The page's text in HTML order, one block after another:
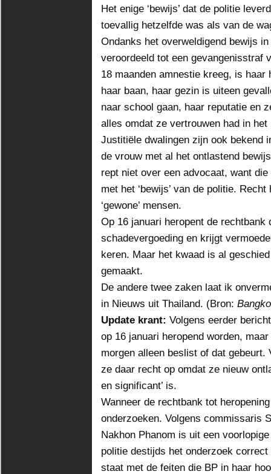
Het enige ‘bewijs’ dat de politie
toevallig hetzelfde was als van de
Ondanks het overweldigend bewijs
veroordeeld tot een gevangenisstraf
18 maanden amnestie kreeg, is
haar baan, haar gezin is uiteen
naar school gaan, haar reputatie en
alles omdat ze vertrouwen had in
Justitiële dwalingen zijn ook bekend
de vrouw met al het ontlastend
rept niet over een advocaat, want
met het ‘bewijs’ van de politie.
‘gewone’ mensen.
Op 16 januari heropent de
schadevergoeding en krijgt
keren. Maar het kwaad is al
gemaakt.
De andere twee zaken laat ik
in Nieuws uit Thailand. (Bron:
Update krant: Volgens eerder
op 16 januari heropend worden,
morgen alleen beslist of dat
ze daar recht op omdat ze nieuw
en significant’ is.
Wanneer de rechtbank tot
onderzoeken. Volgens commissaris
Nakhon Phanom is uit een
politie destijds het onderzoek
staat met de feiten die BP in haar